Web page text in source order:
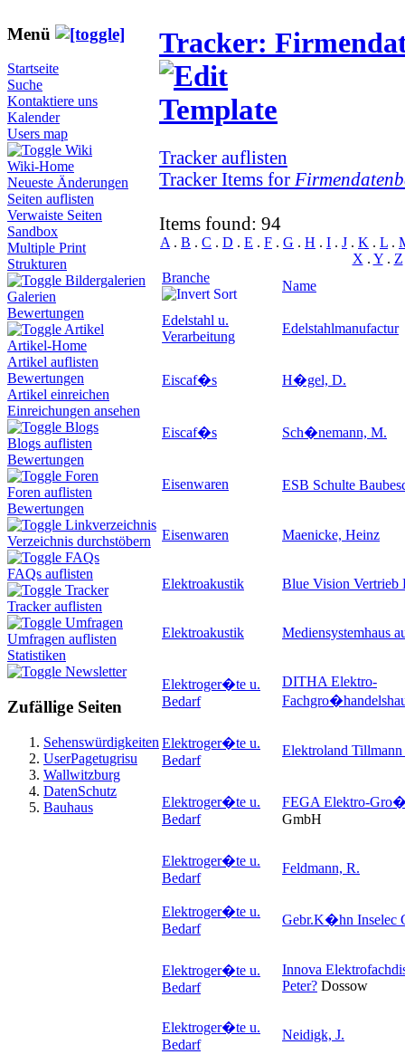
Menü
Startseite
Suche
Kontaktiere uns
Kalender
Users map
Wiki
Wiki-Home
Neueste Änderungen
Seiten auflisten
Verwaiste Seiten
Sandbox
Multiple Print
Strukturen
Bildergalerien
Galerien
Bewertungen
Artikel
Artikel-Home
Artikel auflisten
Bewertungen
Artikel einreichen
Einreichungen ansehen
Blogs
Blogs auflisten
Bewertungen
Foren
Foren auflisten
Bewertungen
Linkverzeichnis
Verzeichnis durchstöbern
FAQs
FAQs auflisten
Tracker
Tracker auflisten
Umfragen
Umfragen auflisten
Statistiken
Newsletter
Zufällige Seiten
Sehenswürdigkeiten
UserPagetugrisu
Wallwitzburg
DatenSchutz
Bauhaus
Tracker:
Tracker auflisten
Tracker Items for
Items found: 94
A . B . C . D . E . F . G . H . I . J . K . L .
X . Y. Z
Branche
Name
Edelstahl u.
Verarbeitung
Edelstahlmanufactur
Eiscaf�s H�gel, D.
Eiscaf�s Sch�nemann, M.
Eisenwaren ESB Schulte
Eisenwaren Maenicke, Heinz
Elektroakustik Blue Vision Vertrieb
Elektroakustik Mediensystemhaus
Elektroger�te u.
Bedarf
DITHA Elektro-
Elektroger�te u.
Bedarf
Elektroland
Elektroger�te u.
Bedarf
FEGA Elektro-
GmbH
Elektroger�te u.
Bedarf
Feldmann, R.
Elektroger�te u.
Bedarf
Gebr.K�hn Inselec
Elektroger�te u.
Bedarf
Innova
Peter? Dossow
Elektroger�te u.
Bedarf
Neidigk, J.